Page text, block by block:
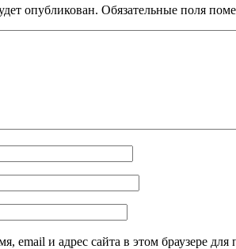
опубликован. Обязательные поля
email и адрес сайта в этом браузере